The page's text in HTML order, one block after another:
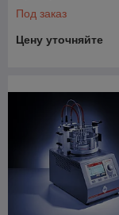
Под заказ
Цену уточняйте